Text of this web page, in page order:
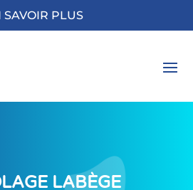
SAVOIR PLUS
LABÈGE